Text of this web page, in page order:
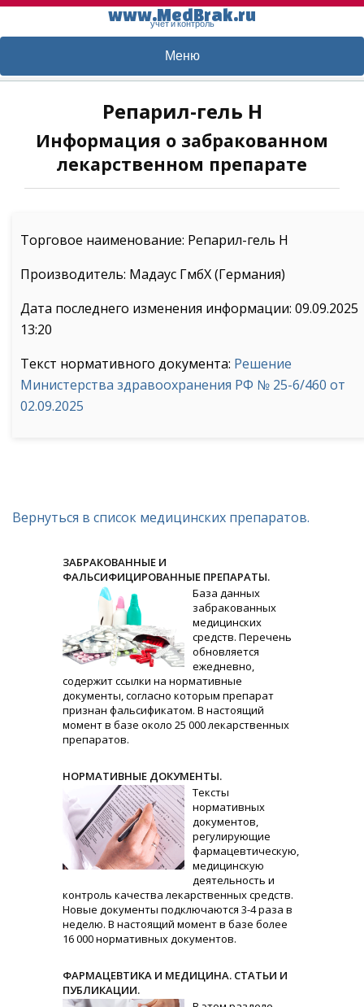
www.MedBrak.ru
учет и контроль
Меню
Репарил-гель Н
Информация о забракованном
лекарственном препарате
Торговое наименование: Репарил-гель Н
Производитель: Мадаус ГмбХ (Германия)
Дата последнего изменения информации: 09.09.2025
13:20
Текст нормативного документа: Решение
Министерства здравоохранения РФ № 25-6/460 от
02.09.2025
Вернуться в список медицинских препаратов.
ЗАБРАКОВАННЫЕ И
ФАЛЬСИФИЦИРОВАННЫЕ ПРЕПАРАТЫ.
База данных
забракованных
медицинских
средств. Перечень
обновляется
ежедневно,
содержит ссылки на нормативные
документы, согласно которым препарат
признан фальсификатом. В настоящий
момент в базе около 25 000 лекарственных
препаратов.
НОРМАТИВНЫЕ ДОКУМЕНТЫ.
Тексты
нормативных
документов,
регулирующие
фармацевтическую,
медицинскую
деятельность и
контроль качества лекарственных средств.
Новые документы подключаются 3-4 раза в
неделю. В настоящий момент в базе более
16 000 нормативных документов.
ФАРМАЦЕВТИКА И МЕДИЦИНА. СТАТЬИ И
ПУБЛИКАЦИИ.